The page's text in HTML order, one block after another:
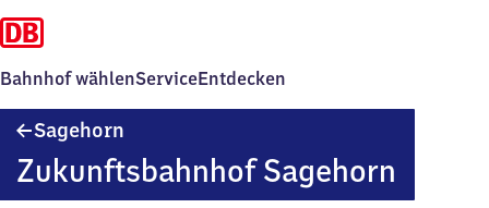
Bahnhof wählenServiceEntdecken
Sagehorn
Zukunftsbahnhof Sagehorn